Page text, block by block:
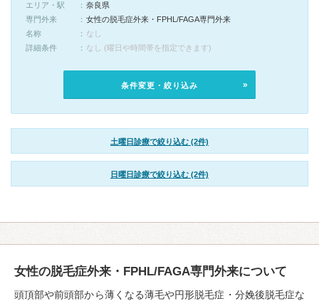
エリア・駅
奈良県
専門外来
女性の脱毛症外来・FPHL/FAGA専門外来
名称
なし
詳細条件
なし (曜日や時間帯を指定できます)
条件変更・絞り込み
土曜日診療で絞り込む (2件)
日曜日診療で絞り込む (2件)
女性の脱毛症外来・FPHL/FAGA専門外来について
頭頂部や前頭部から薄くなる薄毛や円形脱毛症・分娩後脱毛症な